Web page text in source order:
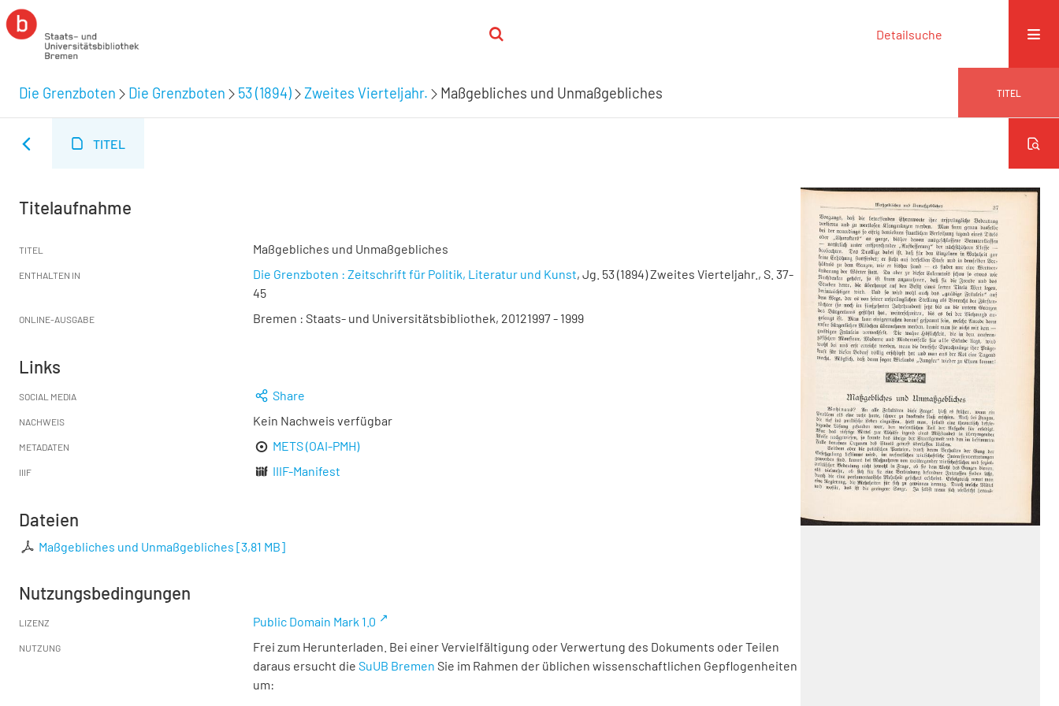
Detailsuche
Die Grenzboten Die Grenzboten 53 (1894) Zweites Vierteljahr. Maßgebliches und Unmaßgebliches TITEL
TITEL
Titelaufnahme
TITEL Maßgebliches und Unmaßgebliches
ENTHALTEN IN Die Grenzboten : Zeitschrift für Politik, Literatur und Kunst, Jg. 53 (1894) Zweites Vierteljahr., S. 37-
45
ONLINE-AUSGABE Bremen : Staats- und Universitätsbibliothek, 20121997 - 1999
Links
SOCIAL MEDIA Share
NACHWEIS Kein Nachweis verfügbar
METADATEN METS (OAI-PMH)
IIIF IIIF-Manifest
Dateien
Maßgebliches und Unmaßgebliches [3,81 MB]
Nutzungsbedingungen
LIZENZ Public Domain Mark 1.0
NUTZUNG
Frei zum Herunterladen. Bei einer Vervielfältigung oder Verwertung des Dokuments oder Teilen
daraus ersucht die SuUB Bremen Sie im Rahmen der üblichen wissenschaftlichen Gepflogenheiten
um: